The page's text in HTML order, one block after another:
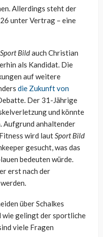
Allerdings steht der
unter Vertrag – eine
Sport Bildauch Christian
als Kandidat. Die
auf weitere
die Zukunft von
Der 31-Jährige
und könnte
Aufgrund anhaltender
wird lautSport Bild
gesucht, was das
bedeuten würde.
erst nach der
über Schalkes
wie gelingt der sportliche
viele Fragen